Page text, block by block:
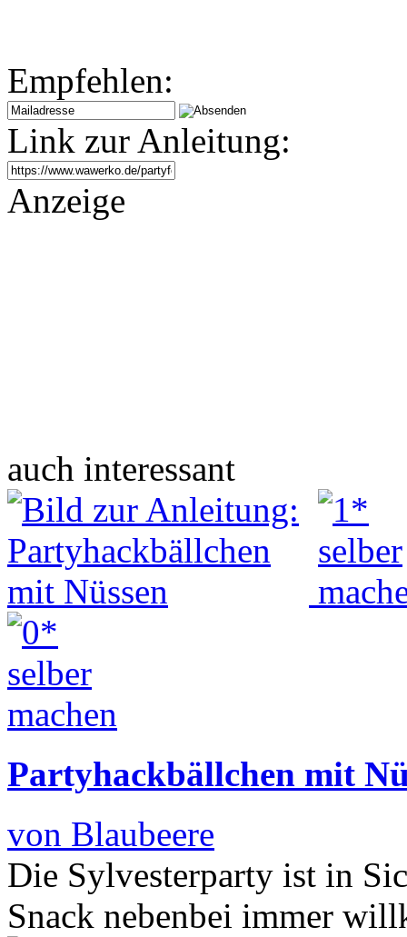
Empfehlen:
Link zur Anleitung:
Anzeige
auch interessant
Partyhackbällchen mit
von Blaubeere
Die Sylvesterparty ist in
Snack nebenbei immer